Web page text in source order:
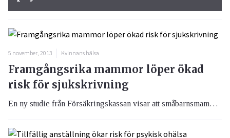
5 november, 2013 Kvinnans hälsa
Framgångsrika mammor löper ökad
risk för sjukskrivning
En ny studie från Försäkringskassan visar att småbarnsmammor är de som sjukskriver sig mest.